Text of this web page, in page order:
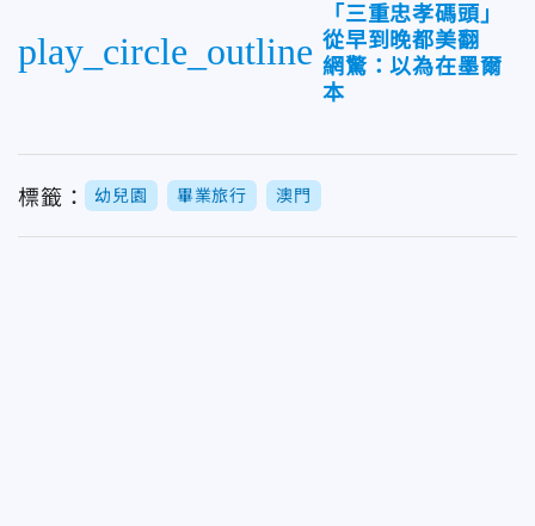
play_circle_outline
「三重忠孝碼頭」
從早到晚都美翻
網驚：以為在墨爾
本
標籤： 幼兒園 畢業旅行 澳門